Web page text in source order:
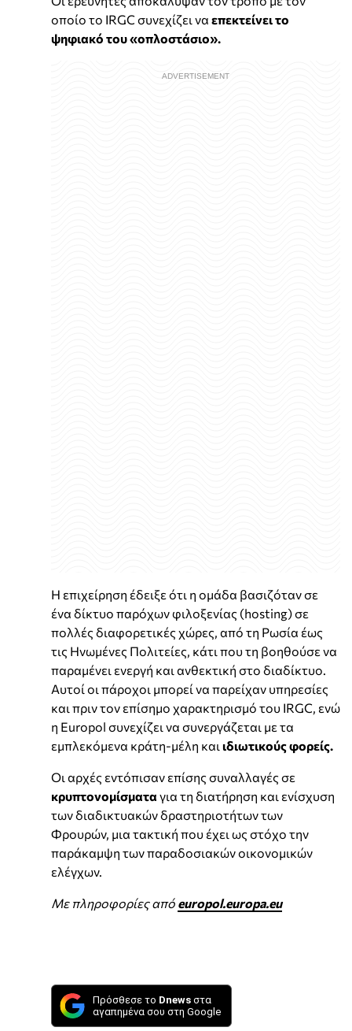
οποίο το IRGC συνεχίζει να επεκτείνει το
ψηφιακό του «οπλοστάσιο».
Η επιχείρηση έδειξε ότι η ομάδα βασιζόταν σε
ένα δίκτυο παρόχων φιλοξενίας (hosting) σε
πολλές διαφορετικές χώρες, από τη Ρωσία έως
τις Ηνωμένες Πολιτείες, κάτι που τη βοηθούσε να
παραμένει ενεργή και ανθεκτική στο διαδίκτυο.
Αυτοί οι πάροχοι μπορεί να παρείχαν υπηρεσίες
και πριν τον επίσημο χαρακτηρισμό του IRGC, ενώ
η Europol συνεχίζει να συνεργάζεται με τα
εμπλεκόμενα κράτη-μέλη και ιδιωτικούς φορείς.
Οι αρχές εντόπισαν επίσης συναλλαγές σε
κρυπτονομίσματα για τη διατήρηση και ενίσχυση
των διαδικτυακών δραστηριοτήτων των
Φρουρών, μια τακτική που έχει ως στόχο την
παράκαμψη των παραδοσιακών οικονομικών
ελέγχων.
Με πληροφορίες από europol.europa.eu
Πρόσθεσε το Dnews στα
αγαπημένα σου στη Google